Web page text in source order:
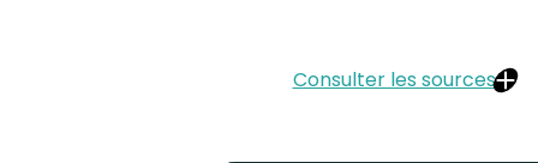
Consulter les sources